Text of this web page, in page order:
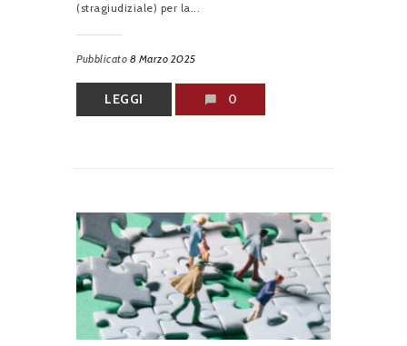
(stragiudiziale) per la...
Pubblicato 8 Marzo 2025
LEGGI 0